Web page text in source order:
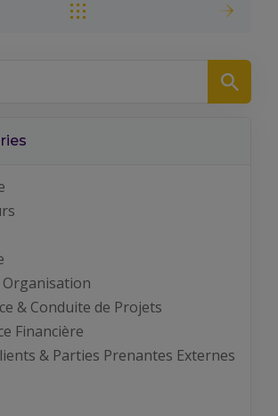
& Conduite de Projets
Financière
& Parties Prenantes Externes